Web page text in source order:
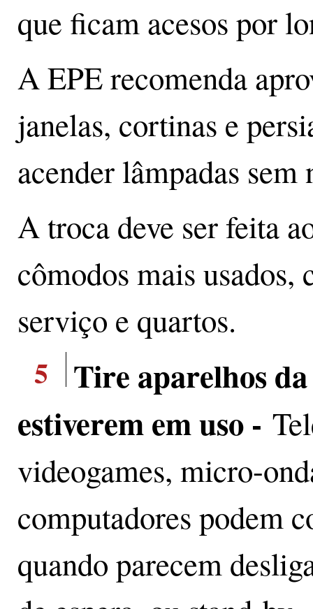
que ficam acesos por
A EPE recomenda
janelas, cortinas e
acender lâmpadas sem
A troca deve ser feita
cômodos mais usados,
serviço e quartos.
5
Tire aparelhos
estiverem em uso -
videogames, micro-
computadores podem
quando parecem